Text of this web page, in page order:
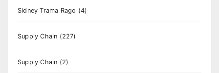
Sidney Trama Rago (4)
Supply Chain (227)
Supply Chain (2)